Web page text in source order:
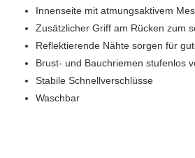
Innenseite mit atmungsaktivem
Zusätzlicher Griff am Rücken zum
Reflektierende Nähte sorgen für
Brust- und Bauchriemen stufenlos
Stabile Schnellverschlüsse
Waschbar